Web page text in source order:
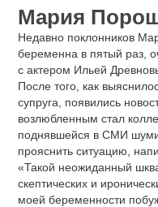
Мария
Недавно поклонников
беременна в пятый раз,
с актером Ильей
После того, как
супруга, появились
возлюбленным стал
поднявшейся в СМИ
прояснить ситуацию,
«Такой неожиданный
скептических и
моей беременности